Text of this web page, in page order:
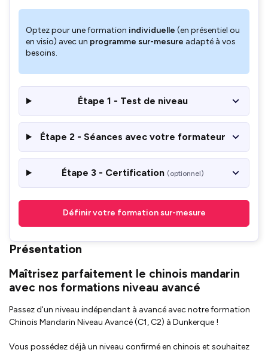
Optez pour une formation individuelle (en présentiel ou
en visio) avec un programme sur-mesure adapté à vos
besoins.
Étape 1 - Test de niveau
Étape 2 - Séances avec votre formateur
Étape 3 - Certification (optionnel)
Définir votre formation sur-mesure
Présentation
Maîtrisez parfaitement le chinois mandarin
avec nos formations niveau avancé
Passez d'un niveau indépendant à avancé avec notre formation
Chinois Mandarin Niveau Avancé (C1, C2) à Dunkerque !
Vous possédez déjà un niveau confirmé en chinois et souhaitez